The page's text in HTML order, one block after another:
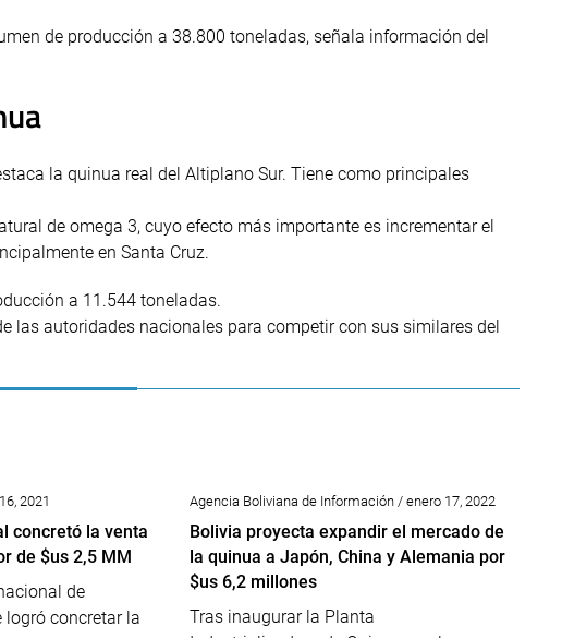
de producción a 38.800 toneladas, señala información del
la quinua real del Altiplano Sur. Tiene como principales
de omega 3, cuyo efecto más importante es incrementar el
en Santa Cruz.
a 11.544 toneladas.
las autoridades nacionales para competir con sus similares del
2021
concretó la venta
de $us 2,5 MM
de
logró concretar la
Agencia Boliviana de Información / enero 17, 2022
Bolivia proyecta expandir el mercado de
la quinua a Japón, China y Alemania por
$us 6,2 millones
Tras inaugurar la Planta